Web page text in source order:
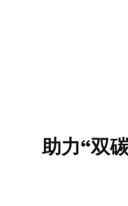
助力“双